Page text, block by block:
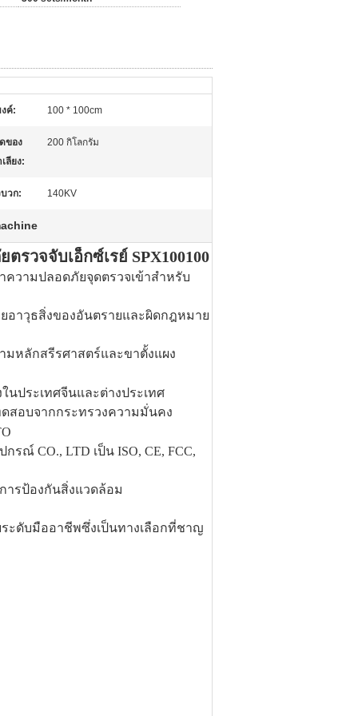
ค์: 100 * 100cm
ของ
ลียง:
200 กิโลกรัม
วก: 140KV
วจจับเอ็กซ์เรย์ SPX100100
ความปลอดภัยจุดตรวจเข้าสำหรับ
อาวุธสิ่งของอันตรายและผิดกฎหมาย
มหลักสรีรศาสตร์และขาตั้งแผง
นประเทศจีนและต่างประเทศ
ดสอบจากกระทรวงความมั่นคง
ณ์ CO., LTD เป็น ISO, CE, FCC,
ารป้องกันสิ่งแวดล้อม
ระดับมืออาชีพซึ่งเป็นทางเลือกที่ชาญ